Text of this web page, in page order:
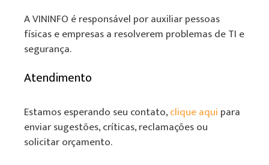
A VININFO é responsável por auxiliar pessoas
físicas e empresas a resolverem problemas de TI e
segurança.
Atendimento
Estamos esperando seu contato,clique aqui para
enviar sugestões, críticas, reclamações ou
solicitar orçamento.